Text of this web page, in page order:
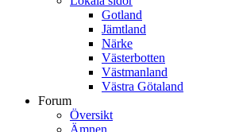
Gotland
Jämtland
Närke
Västerbotten
Västmanland
Västra Götaland
Forum
Översikt
Ämnen